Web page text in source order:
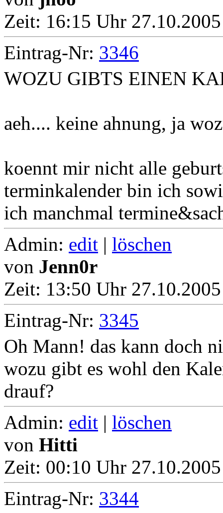
Zeit: 16:15 Uhr
Eintrag-Nr: 3346
WOZU GIBTS EINEN
aeh.... keine ahnung, ja
koennt mir nicht alle
terminkalender bin ich
ich manchmal
Admin: edit | löschen
von Jenn0r
Zeit: 13:50 Uhr
Eintrag-Nr: 3345
Oh Mann! das kann doch
wozu gibt es wohl den
drauf?
Admin: edit | löschen
von Hitti
Zeit: 00:10 Uhr
Eintrag-Nr: 3344